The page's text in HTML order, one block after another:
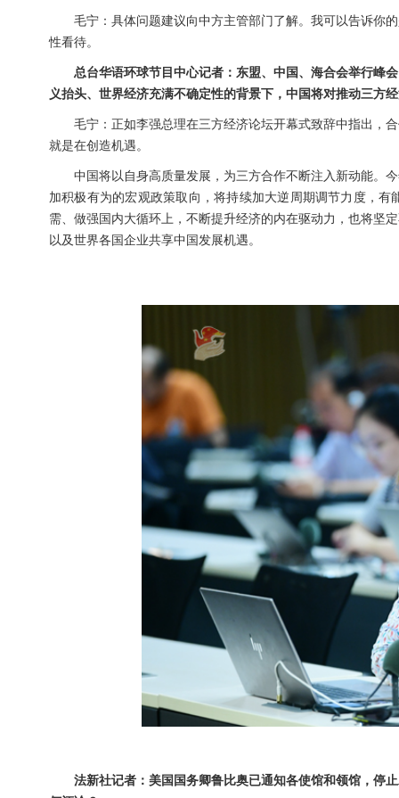
毛宁：具体问题建议向中方主管部门了解。我可以告诉你
性看待。
总台华语环球节目中心记者：东盟、中国、海合会举行峰
义抬头、世界经济充满不确定性的背景下，中国将对推动三方
毛宁：正如李强总理在三方经济论坛开幕式致辞中指出，
就是在创造机遇。
中国将以自身高质量发展，为三方合作不断注入新动能。
加积极有为的宏观政策取向，将持续加大逆周期调节力度，
需、做强国内大循环上，不断提升经济的内在驱动力，也将坚
以及世界各国企业共享中国发展机遇。
法新社记者：美国国务卿鲁比奥已通知各使馆和领馆，停